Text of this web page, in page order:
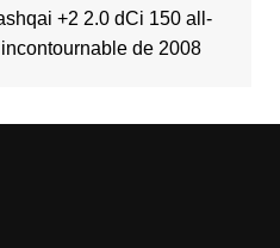
+2 2.0 dCi 150 all-
de 2008